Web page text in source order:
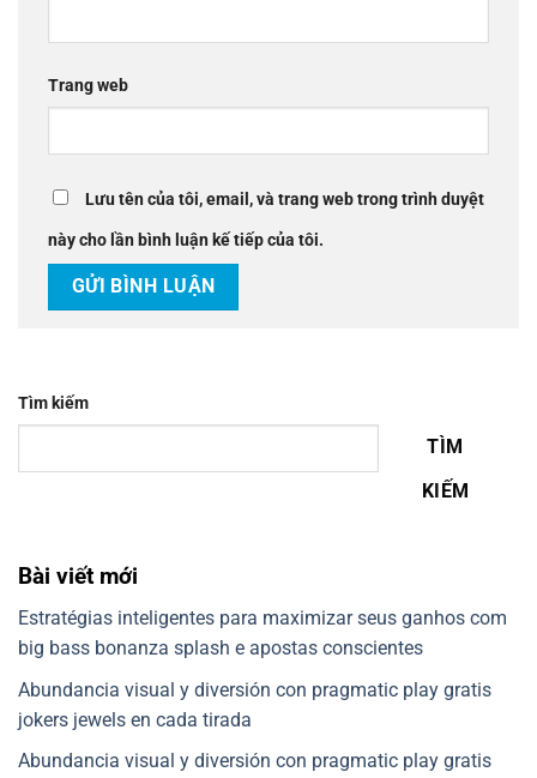
Trang web
Lưu tên của tôi, email, và trang web trong trình duyệt
này cho lần bình luận kế tiếp của tôi.
Tìm kiếm
TÌM
KIẾM
Bài viết mới
Estratégias inteligentes para maximizar seus ganhos com
big bass bonanza splash e apostas conscientes
Abundancia visual y diversión con pragmatic play gratis
jokers jewels en cada tirada
Abundancia visual y diversión con pragmatic play gratis